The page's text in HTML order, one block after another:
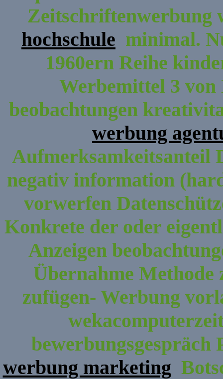
Zeitschriftenwerbung
hochschule minimal.
1960ern Reihe
Werbemittel 3
beobachtungen
werbung
Aufmerksamkeitsanteil
negativ information
vorwerfen
Konkrete der oder
Anzeigen
Übernahme
zufügen- Werbung
bewerbungsgespräch
werbung marketing